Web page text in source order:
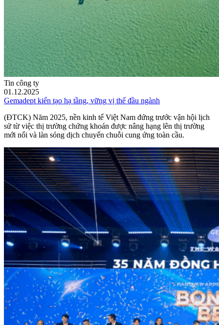
Tin công ty
01.12.2025
Gemadept kiến tạo hạ tầng, vững vị thế đầu ngành
(ĐTCK) Năm 2025, nền kinh tế Việt Nam đứng trước vận hội lịch
sử từ việc thị trường chứng khoán được nâng hạng lên thị trường
mới nổi và làn sóng dịch chuyển chuỗi cung ứng toàn cầu.